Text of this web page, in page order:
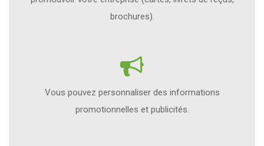
brochures).
Vous pouvez personnaliser des informations
promotionnelles et publicités.